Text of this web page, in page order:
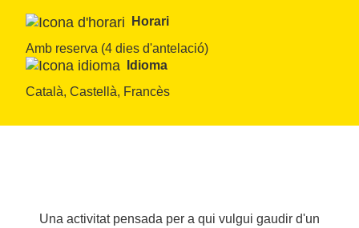
Horari
Amb reserva (4 dies d'antelació)
Idioma
Català, Castellà, Francès
Una activitat pensada per a qui vulgui gaudir d'un